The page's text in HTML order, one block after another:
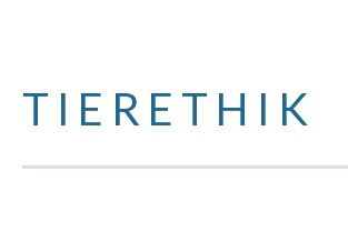
INHALT
TIERETHIK